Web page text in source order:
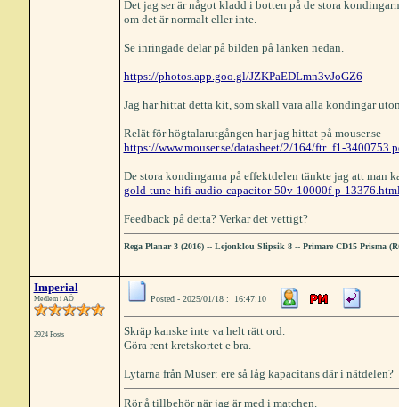
Det jag ser är något kladd i botten på de stora
om det är normalt eller inte.
Se inringade delar på bilden på länken nedan.
https://photos.app.goo.gl/JZKPaEDLmn3vJoGZ6
Jag har hittat detta kit, som skall vara alla kondingar
Relät för högtalarutgången har jag hittat på mouser.se
https://www.mouser.se/datasheet/2/164/ftr_f1-
De stora kondingarna på effektdelen tänkte jag att man
gold-tune-hifi-audio-capacitor-50v-10000f-p-
Feedback på detta? Verkar det vettigt?
Rega Planar 3 (2016)-- Lejonklou Slipsik 8-- Primare CD15 Prisma
Imperial
Medlem i AÖ
2924 Posts
Posted - 2025/01/18 : 16:47:10
Skräp kanske inte va helt rätt ord.
Göra rent kretskortet e bra.
Lytarna från Muser: ere så låg kapacitans där i nätdelen?
Rör å tillbehör när jag är med i matchen.